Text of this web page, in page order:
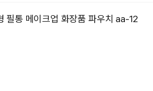
필통 메이크업 화장품 파우치 aa-12